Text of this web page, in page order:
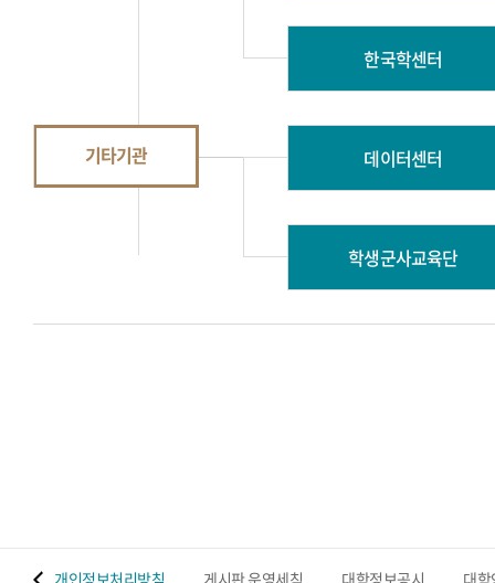
한국학센터
기타기관 데이터센터
학생군사교육단
개인정보처리방침 게시판 운영세칙 대학정보공시 대